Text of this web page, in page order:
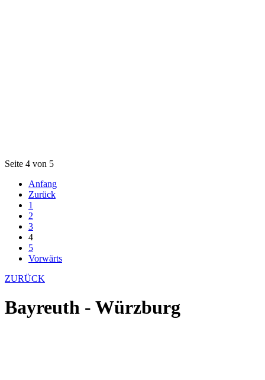
Seite 4 von 5
Anfang
Zurück
1
2
3
4
5
Vorwärts
ZURÜCK
Bayreuth - Würzburg